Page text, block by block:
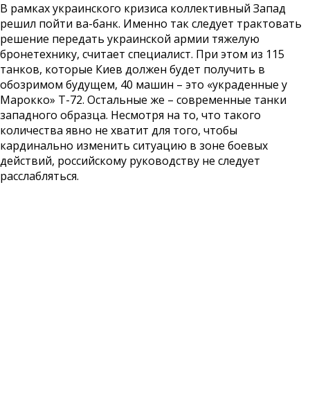
В рамках украинского кризиса коллективный Запад
решил пойти ва-банк. Именно так следует трактовать
решение передать украинской армии тяжелую
бронетехнику, считает специалист. При этом из 115
танков, которые Киев должен будет получить в
обозримом будущем, 40 машин – это «украденные у
Марокко» Т-72. Остальные же – современные танки
западного образца. Несмотря на то, что такого
количества явно не хватит для того, чтобы
кардинально изменить ситуацию в зоне боевых
действий, российскому руководству не следует
расслабляться.